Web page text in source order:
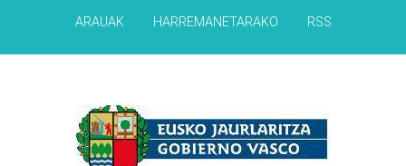
ARAUAK HARREMANETARAKO RSS